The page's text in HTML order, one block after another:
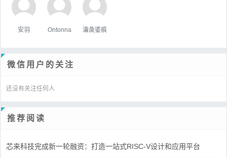
安羽 Ontonna 瀹彘鋈痕
微信用户的关注
还没有关注任何人
推荐阅读
芯来科技完成新一轮融资：打造一站式RISC-V设计和应用平台